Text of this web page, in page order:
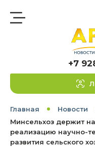
+7
Главная
Новости
Минсельхоз держит
реализацию научно-
развития сельского